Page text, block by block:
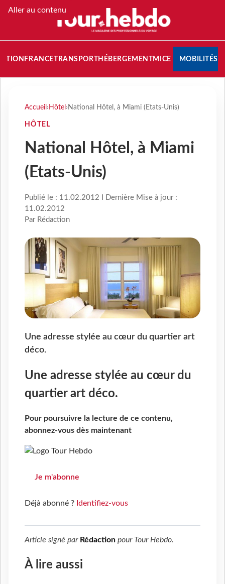
Aller au contenu
FRANCETRANSPORT HÉBERGEMENTMICE MOBILITÉS
Accueil › Hôtel › National Hôtel, à Miami (Etats-Unis)
HÔTEL
National Hôtel, à Miami
(Etats-Unis)
Publié le : 11.02.2012 I Dernière Mise à jour :
11.02.2012
Par Rédaction
Une adresse stylée au cœur du quartier art
déco.
Une adresse stylée au cœur du
quartier art déco.
Pour poursuivre la lecture de ce contenu,
abonnez-vous dès maintenant
Je m'abonne
Déjà abonné ? Identifiez-vous
Article signé par Rédaction pour Tour Hebdo.
À lire aussi